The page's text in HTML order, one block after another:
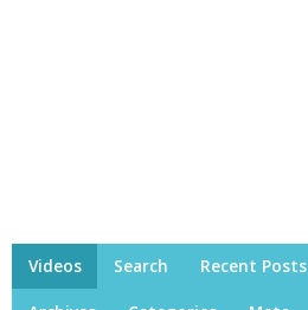
Videos Search Recent Posts